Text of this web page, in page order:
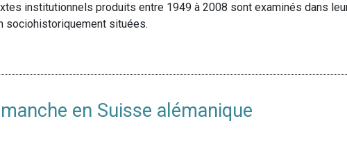
institutionnels produits entre 1949 à 2008 sont examinés dans
sociohistoriquement situées.
en Suisse alémanique